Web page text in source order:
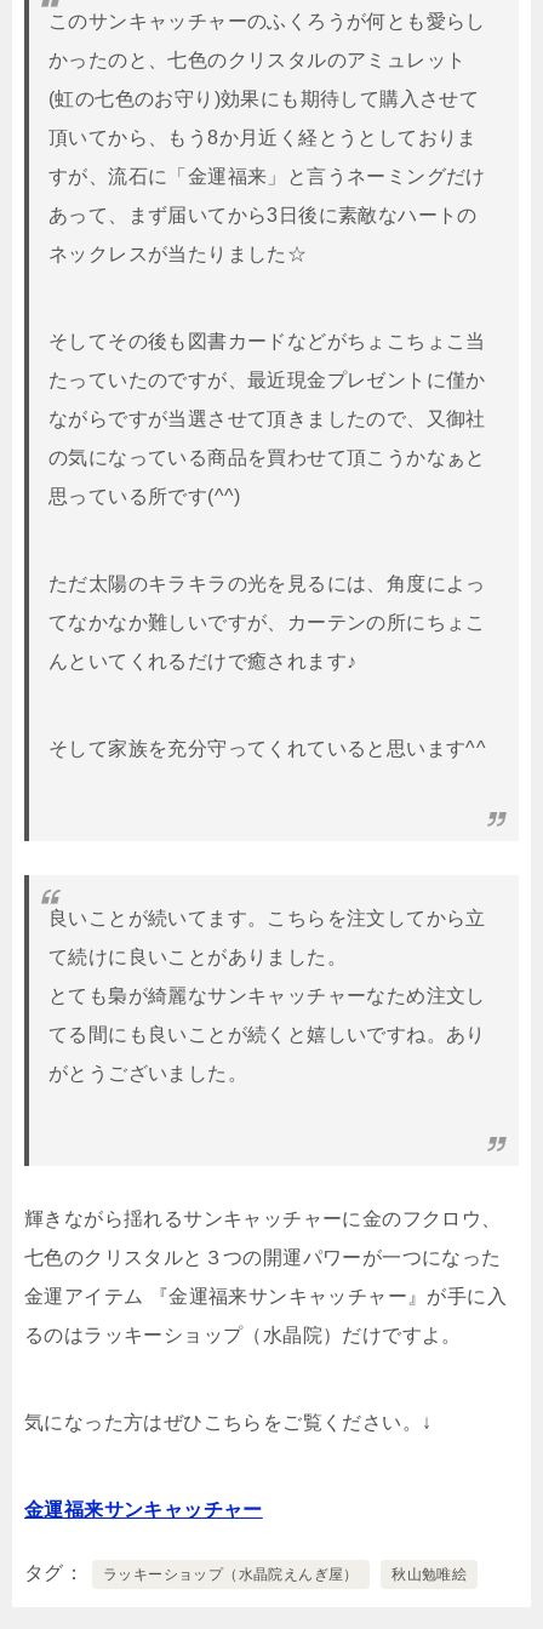
このサンキャッチャーのふくろうが何とも愛らし
かったのと、七色のクリスタルのアミュレット
(虹の七色のお守り)効果にも期待して購入させて
頂いてから、もう8か月近く経とうとしておりま
すが、流石に「金運福来」と言うネーミングだけ
あって、まず届いてから3日後に素敵なハートの
ネックレスが当たりました☆
そしてその後も図書カードなどがちょこちょこ当
たっていたのですが、最近現金プレゼントに僅か
ながらですが当選させて頂きましたので、又御社
の気になっている商品を買わせて頂こうかなぁと
思っている所です(^^)
ただ太陽のキラキラの光を見るには、角度によっ
てなかなか難しいですが、カーテンの所にちょこ
んといてくれるだけで癒されます♪
そして家族を充分守ってくれていると思います^^
良いことが続いてます。こちらを注文してから立
て続けに良いことがありました。
とても梟が綺麗なサンキャッチャーなため注文し
てる間にも良いことが続くと嬉しいですね。あり
がとうございました。
輝きながら揺れるサンキャッチャーに金のフクロウ、
七色のクリスタルと３つの開運パワーが一つになった
金運アイテム 『金運福来サンキャッチャー』が手に入
るのはラッキーショップ（水晶院）だけですよ。
気になった方はぜひこちらをご覧ください。↓
金運福来サンキャッチャー
タグ ラッキーショップ（水晶院えんぎ屋） 秋山勉唯絵